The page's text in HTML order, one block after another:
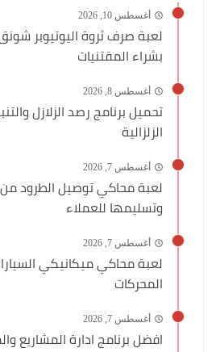
أغسطس 10, 2026
لعبة صرف ثروة اليوتيوبر
بشراء المقتنيات
أغسطس 8, 2026
تحميل برنامج رصد الزلازل
الزلزالية
أغسطس 7, 2026
لعبة محاكي توصيل الطرود
وتسليمها للعملاء
أغسطس 7, 2026
لعبة محاكي ميكانيكي
المحركات
أغسطس 7, 2026
افضل برنامج ادارة المشاريع